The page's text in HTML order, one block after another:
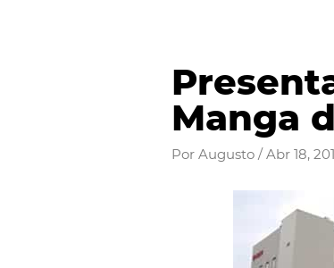
Manga
PorAugusto/Abr 18,